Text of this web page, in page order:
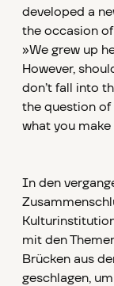
developed a
the occasion
»We grew up
However,
don’t fall into
the question of
what you make
In den
mit den
Brücken aus
geschlagen,